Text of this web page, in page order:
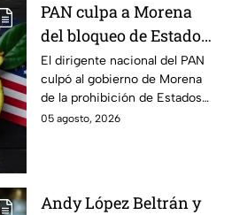
PAN culpa a Morena
del bloqueo de Estados
Unidos al aguacate de
Michoacán
El dirigente nacional del PAN
culpó al gobierno de Morena
de la prohibición de Estados
Unidos para exportar aguacate
05 agosto, 2026
Andy López Beltrán y